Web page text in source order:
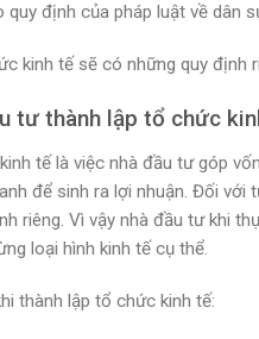
định của pháp luật về dân
kinh tế sẽ có những quy định
tư thành lập tổ chức
tế là việc nhà đầu tư góp
để sinh ra lợi nhuận. Đối với
riêng. Vì vậy nhà đầu tư khi
loại hình kinh tế cụ thể.
thành lập tổ chức kinh tế: